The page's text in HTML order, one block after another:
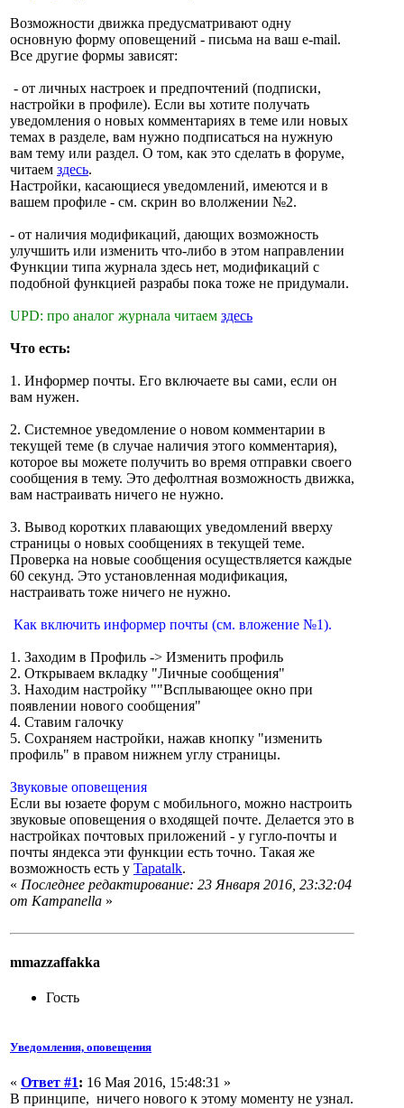
Возможности движка предусматривают одну
основную форму оповещений - письма на ваш e-mail.
Все другие формы зависят:
- от личных настроек и предпочтений (подписки,
настройки в профиле). Если вы хотите получать
уведомления о новых комментариях в теме или новых
темах в разделе, вам нужно подписаться на нужную
вам тему или раздел. О том, как это сделать в форуме,
читаем здесь.
Настройки, касающиеся уведомлений, имеются и в
вашем профиле - см. скрин во влолжении №2.
- от наличия модификаций, дающих возможность
улучшить или изменить что-либо в этом направлении
Функции типа журнала здесь нет, модификаций с
подобной функцией разрабы пока тоже не придумали.
UPD: про аналог журнала читаем здесь
Что есть:
1. Информер почты. Его включаете вы сами, если он
вам нужен.
2. Системное уведомление о новом комментарии в
текущей теме (в случае наличия этого комментария),
которое вы можете получить во время отправки своего
сообщения в тему. Это дефолтная возможность движка,
вам настраивать ничего не нужно.
3. Вывод коротких плавающих уведомлений вверху
страницы о новых сообщениях в текущей теме.
Проверка на новые сообщения осуществляется каждые
60 секунд. Это установленная модификация,
настраивать тоже ничего не нужно.
Как включить информер почты (см. вложение №1).
1. Заходим в Профиль -> Изменить профиль
2. Открываем вкладку "Личные сообщения"
3. Находим настройку ""Всплывающее окно при
появлении нового сообщения"
4. Ставим галочку
5. Сохраняем настройки, нажав кнопку "изменить
профиль" в правом нижнем углу страницы.
Звуковые оповещения
Если вы юзаете форум с мобильного, можно настроить
звуковые оповещения о входящей почте. Делается это в
настройках почтовых приложений - у гугло-почты и
почты яндекса эти функции есть точно. Такая же
возможность есть у Tapatalk.
« Последнее редактирование: 23 Января 2016, 23:32:04
от Кampanella »
mmazzaffakka
Гость
Уведомления, оповещения
« Ответ #1: 16 Мая 2016, 15:48:31 »
В принципе, ничего нового к этому моменту не узнал.